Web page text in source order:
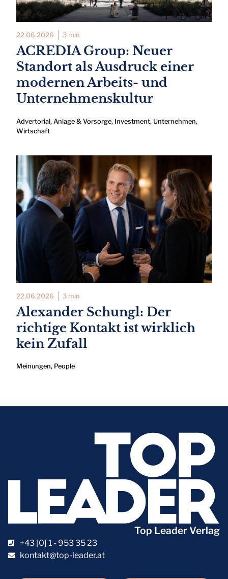
22.06.2026 3 min
ACREDIA Group: Neuer
Standort als Ausdruck einer
modernen Arbeits- und
Unternehmenskultur
Advertorial, Anlage & Vorsorge, Investment, Unternehmen,
Wirtschaft
22.06.2026 3 min
Alexander Schungl: Der
richtige Kontakt ist wirklich
kein Zufall
Meinungen, People
Top Leader Verlag
+43 [0] 1 - 953 35 23
kontakt@top-leader.at